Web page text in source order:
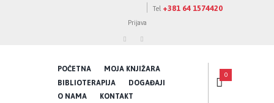
Tel +381 64 1574420
Prijava
POČETNA
MOJA KNJIŽARA
BIBLIOTERAPIJA
DOGAĐAJI
O NAMA
KONTAKT
0